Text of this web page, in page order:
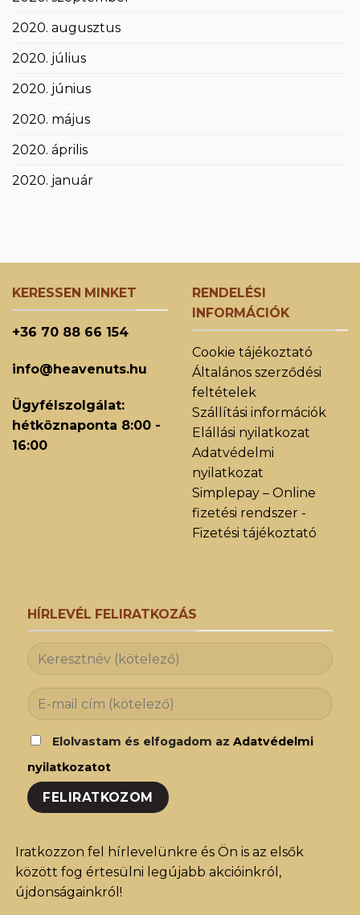
2020. augusztus
2020. július
2020. június
2020. május
2020. április
2020. január
KERESSEN MINKET
+36 70 88 66 154
info@heavenuts.hu
Ügyfélszolgálat:
hétköznaponta 8:00 -
16:00
RENDELÉSI
INFORMÁCIÓK
Cookie tájékoztató
Általános szerződési
feltételek
Szállítási információk
Elállási nyilatkozat
Adatvédelmi
nyilatkozat
Simplepay – Online
fizetési rendszer -
Fizetési tájékoztató
HÍRLEVÉL FELIRATKOZÁS
Elolvastam és elfogadom az Adatvédelmi
nyilatkozatot
Iratkozzon fel hírlevelünkre és Ön is az elsők
között fog értesülni legújabb akcióinkról,
újdonságainkról!